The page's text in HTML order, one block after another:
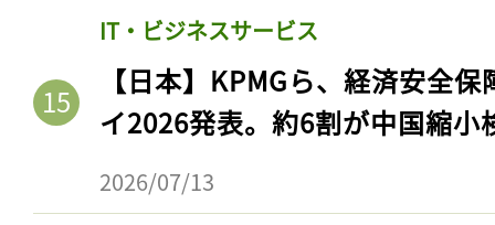
IT・ビジネスサービス
【日本】KPMGら、経済安全
イ2026発表。約6割が中国縮小
2026/07/13